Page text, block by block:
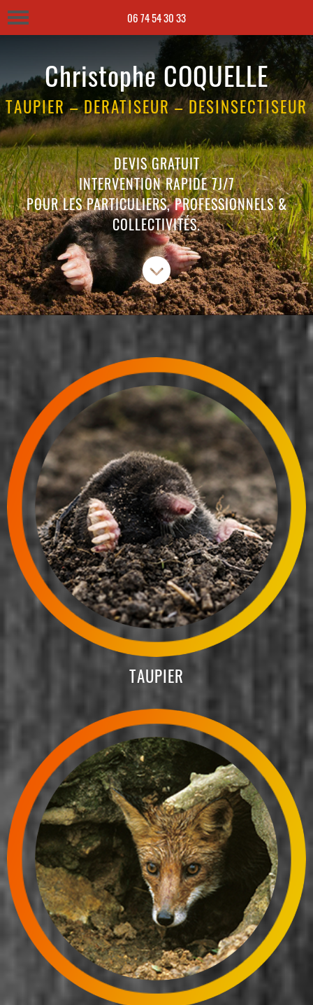
06 74 54 30 33
Christophe COQUELLE
TAUPIER – DERATISEUR – DESINSECTISEUR
DEVIS GRATUIT
INTERVENTION RAPIDE 7J/7
POUR LES PARTICULIERS, PROFESSIONNELS &
COLLECTIVITÉS.
TAUPIER